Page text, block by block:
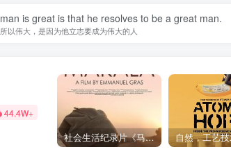
is great is that he resolves to be a great man.
以伟大，是因为他立志要成为伟大的人
44.4W+
社会生活纪录片《马加拉 Makala》下载